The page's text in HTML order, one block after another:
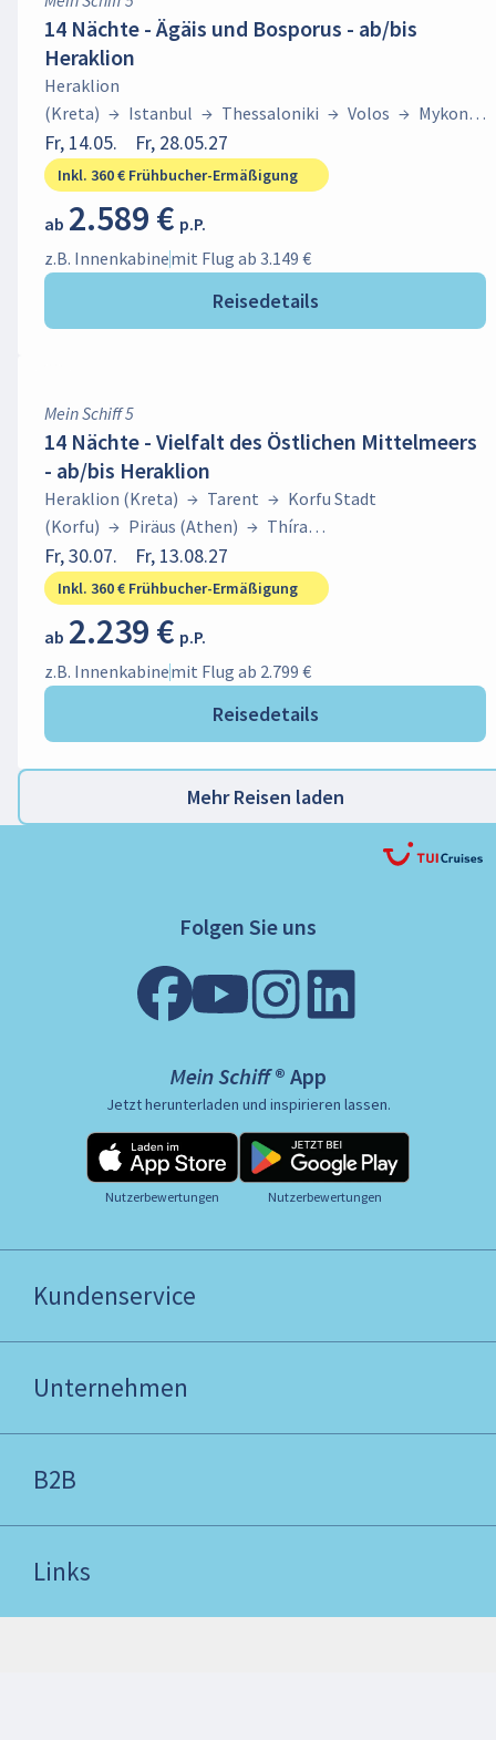
14 Nächte - Ägäis und Bosporus - ab/bis
Heraklion
Heraklion
(Kreta) → Istanbul → Thessaloniki → Volos → Mykonos
Stadt (Mykonos) → Heraklion (Kreta)
Stadt (Korfu) → Piräus (Athen) →
Thíra
(Santorin) → Heraklion (Kreta)
Fr, 14.05. Fr, 28.05.27
Inkl. 360 € Frühbucher-Ermäßigung
ab 2.589 € p.P.
z.B. Innenkabinemit Flug ab 3.149 €
Reisedetails
Mein Schiff 5
14 Nächte - Vielfalt des Östlichen Mittelmeers
- ab/bis Heraklion
Heraklion (Kreta) → Tarent → Korfu Stadt
(Korfu) → Piräus (Athen) → Thíra
(Santorin)
→
Heraklion
(Kreta) → Istanbul → Thessaloniki →
Stadt (Mykonos) → Heraklion (Kreta)
Fr, 30.07. Fr, 13.08.27
Inkl. 360 € Frühbucher-Ermäßigung
ab 2.239 € p.P.
z.B. Innenkabinemit Flug ab 2.799 €
Reisedetails
Mehr Reisen laden
Folgen Sie uns
Mein Schiff ® App
Jetzt herunterladen und inspirieren lassen.
Nutzerbewertungen Nutzerbewertungen
Kundenservice
Unternehmen
B2B
Links